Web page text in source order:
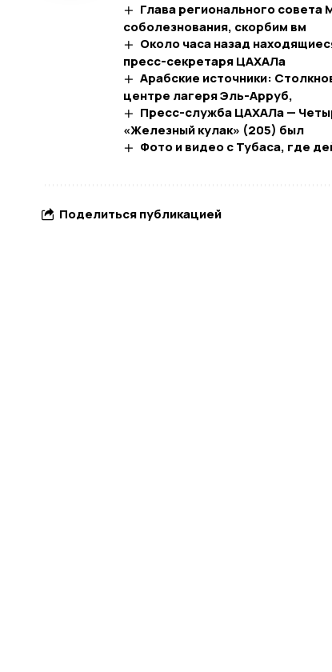
Глава регионального
соболезнования, скорбим вм
Около часа назад
пресс-секретаря ЦАХАЛа
Арабские источники:
центре лагеря Эль-Арруб,
Пресс-служба ЦАХАЛа —
«Железный кулак» (205) был
Фото и видео с Тубаса, где
Поделиться публикацией